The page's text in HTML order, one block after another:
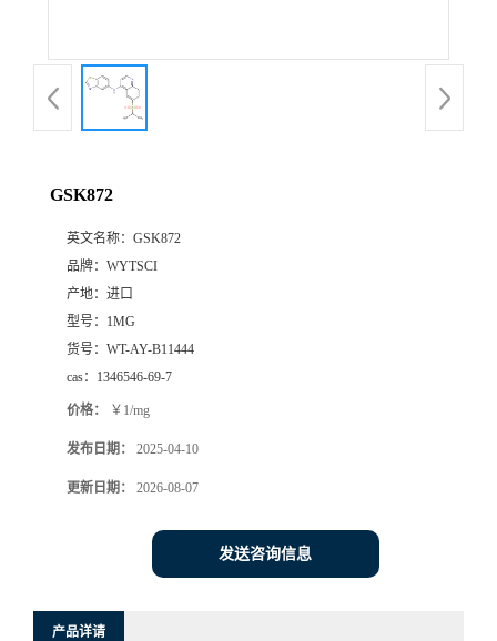
GSK872
英文名称： GSK872
品牌： WYTSCI
产地： 进口
型号： 1MG
货号： WT-AY-B11444
cas： 1346546-69-7
价格： ￥1/mg
发布日期： 2025-04-10
更新日期： 2026-08-07
发送咨询信息
产品详请